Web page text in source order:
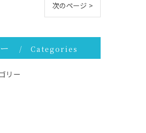
次のページ >
Categories
リー